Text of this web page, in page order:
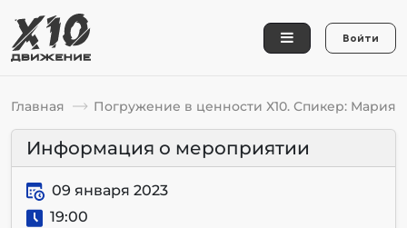
Войти
Главная Погружение в ценности Х10. Спикер: Мария
Информация о мероприятии
09 января 2023
19:00